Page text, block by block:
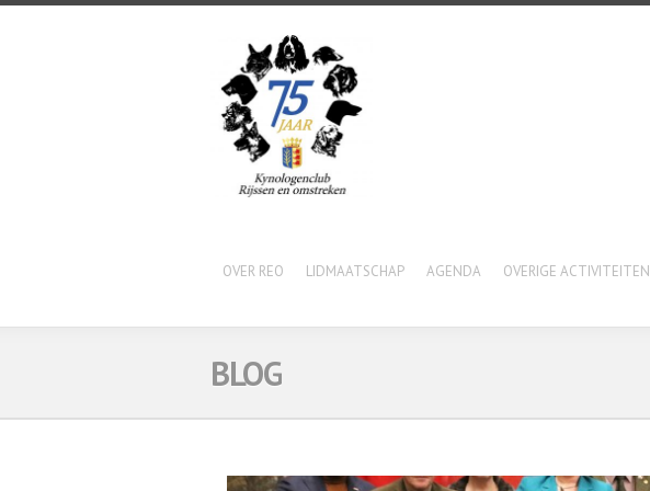
OVER REO LIDMAATSCHAP AGENDA OVERIGE ACTIVITEITEN
BLOG